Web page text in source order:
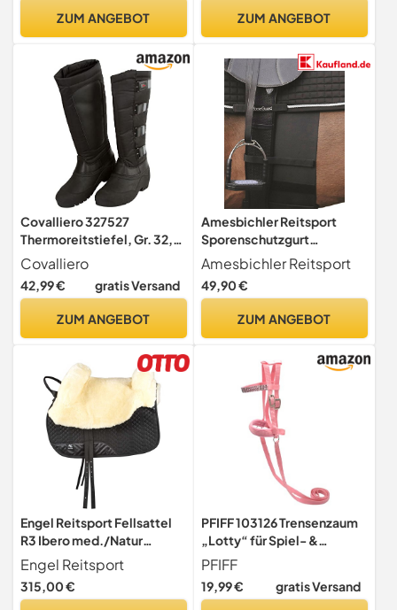
Reitsport, Stall, Reitverein,
ZUM ANGEBOT ZUM ANGEBOT
Covalliero 327527
Thermoreitstiefel, Gr. 32,
herausnehmbarer Schaft,
schwarz
Covalliero
42,99 € gratis Versand
ZUM ANGEBOT
Amesbichler Reitsport
Sporenschutzgurt
HorseGuard schwarz
Amesbichler Reitsport
49,90 €
ZUM ANGEBOT
Engel Reitsport Fellsattel
R3 Ibero med./Natur
Lammfell Sattel
Engel Reitsport
315,00 €
PFIFF 103126 Trensenzaum
„Lotty“ für Spiel- &
Holzpferde, Spieltrense,
Trense für Spielpferd,
Einheitsgröße, Rose
PFIFF
19,99 € gratis Versand